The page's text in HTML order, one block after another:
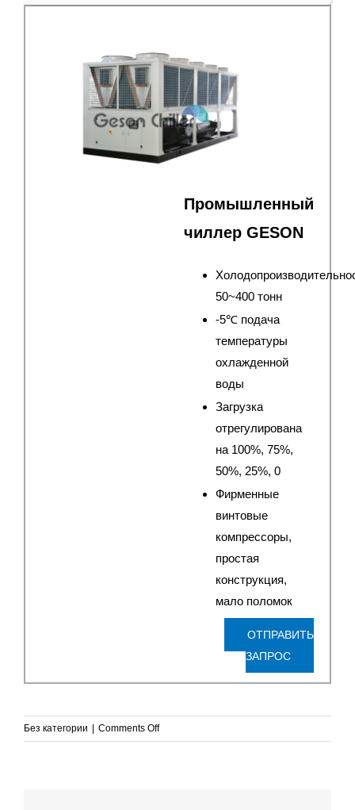
Промышленный
чиллер GESON
50~400 тонн
-5℃ подача
температуры
охлажденной
воды
Загрузка
отрегулирована
на 100%, 75%,
50%, 25%, 0
Фирменные
винтовые
компрессоры,
простая
конструкция,
мало поломок
ОТПРАВИТЬ
ЗАПРОС
Без категории Comments Offon
Водоохладители